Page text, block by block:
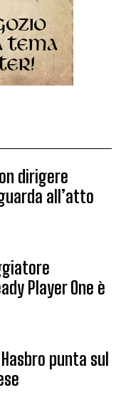
dirigere
all’atto
Player One è
punta sul